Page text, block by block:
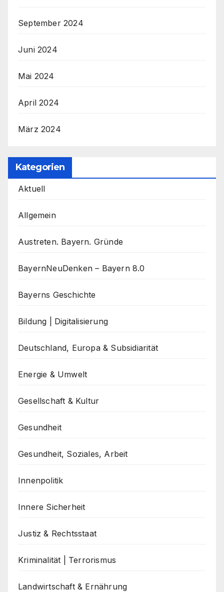
September 2024
Juni 2024
Mai 2024
April 2024
März 2024
Kategorien
Aktuell
Allgemein
Austreten. Bayern. Gründe
BayernNeuDenken – Bayern 8.0
Bayerns Geschichte
Bildung | Digitalisierung
Deutschland, Europa & Subsidiarität
Energie & Umwelt
Gesellschaft & Kultur
Gesundheit
Gesundheit, Soziales, Arbeit
Innenpolitik
Innere Sicherheit
Justiz & Rechtsstaat
Kriminalität | Terrorismus
Landwirtschaft & Ernährung